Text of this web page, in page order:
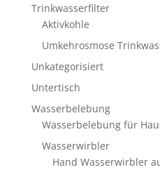
Trinkwasserfilter
Aktivkohle
Umkehrosmose
Unkategorisiert
Untertisch
Wasserbelebung
Wasserbelebung für
Wasserwirbler
Hand Wasserwirbler